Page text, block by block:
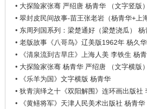
• 大探险家张骞 严绍唐 杨青华 （文字竖版）
• 翠封皮民间故事-苗王张老岩（杨青华+上
• 东周列国系列：梁楚通好（梁楚浇瓜） 杨
• 老版故事《八哥鸟》辽美版1962年 杨久华
•
《清泉流到古旱庄》上海人美 李铁生 杨
• 大探险家张骞 杨青华 严绍唐 （文字横版）
•
《乐羊为国》文字横版 杨青华
• 狄青演绎之十《双阳解围》连环画出版社
•
《黄鳝将军》天津人民美术出版社 杨青华